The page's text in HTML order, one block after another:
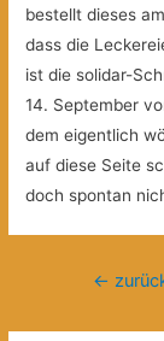
bestellt dieses
dass die
ist die solidar-
14. September
dem eigentlich
auf diese Seite
doch spontan
←